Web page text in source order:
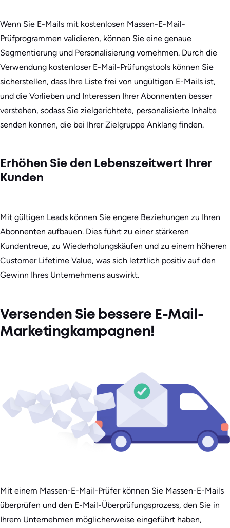
Wenn Sie E-Mails mit kostenlosen Massen-E-Mail-
Prüfprogrammen validieren, können Sie eine genaue
Segmentierung und Personalisierung vornehmen. Durch die
Verwendung kostenloser E-Mail-Prüfungstools können Sie
sicherstellen, dass Ihre Liste frei von ungültigen E-Mails ist,
und die Vorlieben und Interessen Ihrer Abonnenten besser
verstehen, sodass Sie zielgerichtete, personalisierte Inhalte
senden können, die bei Ihrer Zielgruppe Anklang finden.
Erhöhen Sie den Lebenszeitwert Ihrer
Kunden
Mit gültigen Leads können Sie engere Beziehungen zu Ihren
Abonnenten aufbauen. Dies führt zu einer stärkeren
Kundentreue, zu Wiederholungskäufen und zu einem höheren
Customer Lifetime Value, was sich letztlich positiv auf den
Gewinn Ihres Unternehmens auswirkt.
Versenden Sie bessere E-Mail-
Marketingkampagnen!
Mit einem Massen-E-Mail-Prüfer können Sie Massen-E-Mails
überprüfen und den E-Mail-Überprüfungsprozess, den Sie in
Ihrem Unternehmen möglicherweise eingeführt haben,